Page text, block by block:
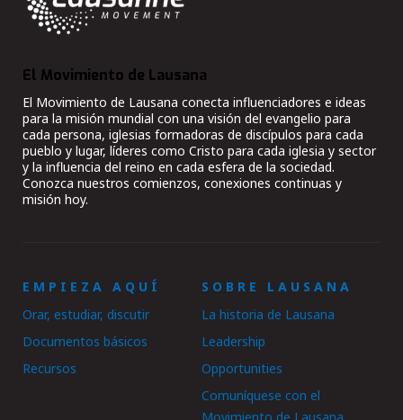
El Movimiento de Lausana
El Movimiento de Lausana conecta influenciadores e ideas
para la misión mundial con una visión del evangelio para
cada persona, iglesias formadoras de discípulos para cada
pueblo y lugar, líderes como Cristo para cada iglesia y sector
y la influencia del reino en cada esfera de la sociedad.
Conozca nuestros comienzos, conexiones continuas y
misión hoy.
EMPIEZA AQUÍ
Orar, estudiar, discutir
Documentos básicos
Recursos
SOBRE LAUSANA
La historia de Lausana
Leadership
Opportunities
Comuníquese con el